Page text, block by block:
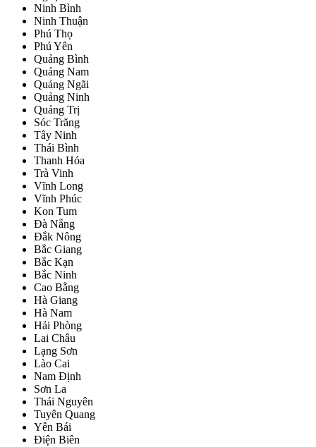
Ninh Bình
Ninh Thuận
Phú Thọ
Phú Yên
Quảng Bình
Quảng Nam
Quảng Ngãi
Quảng Ninh
Quảng Trị
Sóc Trăng
Tây Ninh
Thái Bình
Thanh Hóa
Trà Vinh
Vĩnh Long
Vĩnh Phúc
Kon Tum
Đà Nẵng
Đắk Nông
Bắc Giang
Bắc Kạn
Bắc Ninh
Cao Bằng
Hà Giang
Hà Nam
Hải Phòng
Lai Châu
Lạng Sơn
Lào Cai
Nam Định
Sơn La
Thái Nguyên
Tuyên Quang
Yên Bái
Điện Biên